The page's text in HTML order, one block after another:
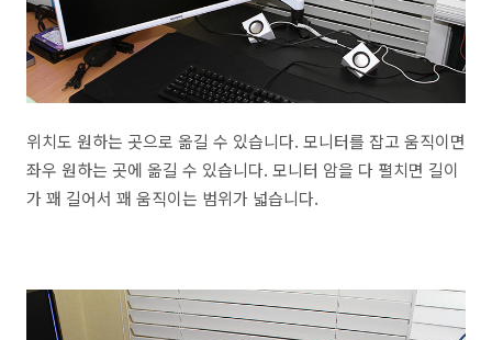
위치도 원하는 곳으로 옮길 수 있습니다. 모니터를 잡고 움직이면
좌우 원하는 곳에 옮길 수 있습니다. 모니터 암을 다 펼치면 길이
가 꽤 길어서 꽤 움직이는 범위가 넓습니다.